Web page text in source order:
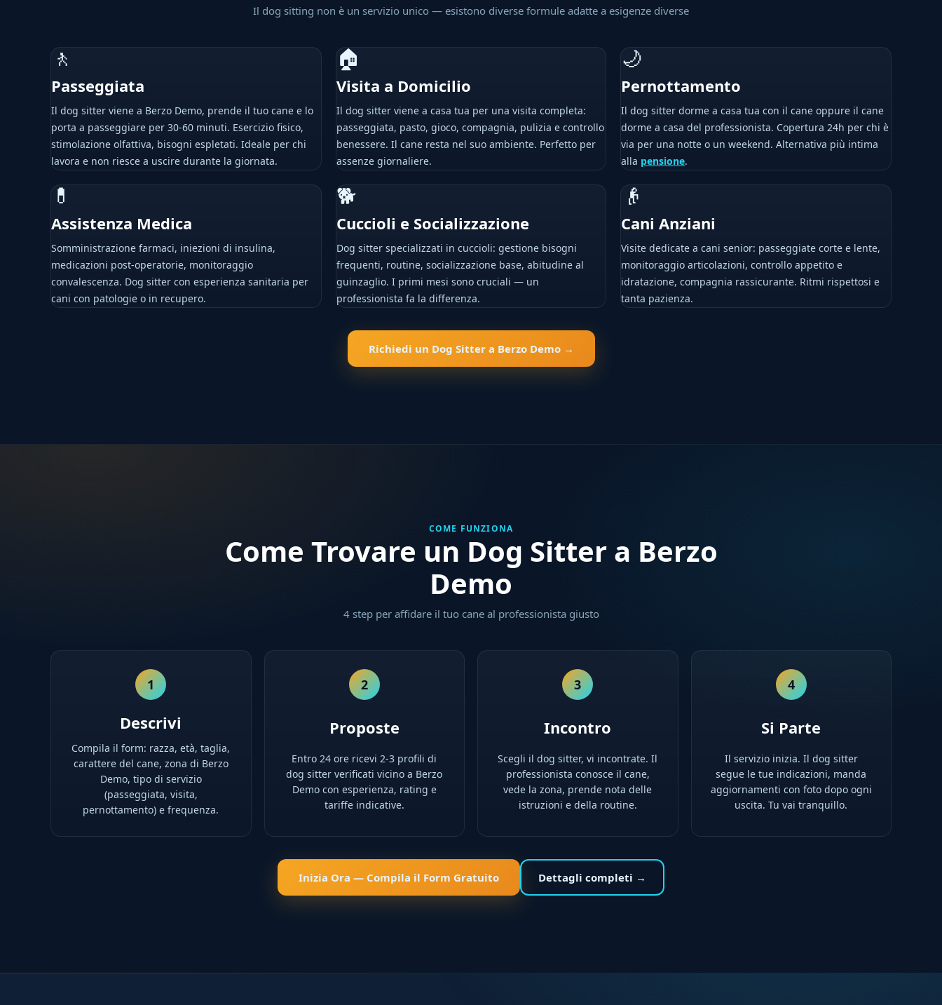
Il dog sitting non è un servizio unico — esistono diverse formule adatte a esigenze diverse
🚶
Passeggiata
Il dog sitter viene a Berzo Demo, prende il tuo cane e lo
porta a passeggiare per 30-60 minuti. Esercizio fisico,
stimolazione olfattiva, bisogni espletati. Ideale per chi
lavora e non riesce a uscire durante la giornata.
🏠
Visita a Domicilio
Il dog sitter viene a casa tua per una visita completa:
passeggiata, pasto, gioco, compagnia, pulizia e controllo
benessere. Il cane resta nel suo ambiente. Perfetto per
assenze giornaliere.
🌙
Pernottamento
Il dog sitter dorme a casa tua con il cane oppure il cane
dorme a casa del professionista. Copertura 24h per chi è
via per una notte o un weekend. Alternativa più intima
alla pensione.
💊
Assistenza Medica
Somministrazione farmaci, iniezioni di insulina,
medicazioni post-operatorie, monitoraggio
convalescenza. Dog sitter con esperienza sanitaria per
cani con patologie o in recupero.
🐕
Cuccioli e Socializzazione
Dog sitter specializzati in cuccioli: gestione bisogni
frequenti, routine, socializzazione base, abitudine al
guinzaglio. I primi mesi sono cruciali — un
professionista fa la differenza.
👴
Cani Anziani
Visite dedicate a cani senior: passeggiate corte e lente,
monitoraggio articolazioni, controllo appetito e
idratazione, compagnia rassicurante. Ritmi rispettosi e
tanta pazienza.
Richiedi un Dog Sitter a Berzo Demo →
COME FUNZIONA
Come Trovare un Dog Sitter a Berzo
Demo
4 step per affidare il tuo cane al professionista giusto
1
Descrivi
Compila il form: razza, età, taglia,
carattere del cane, zona di Berzo
Demo, tipo di servizio
(passeggiata, visita,
pernottamento) e frequenza.
2
Proposte
Entro 24 ore ricevi 2-3 profili di
dog sitter verificati vicino a Berzo
Demo con esperienza, rating e
tariffe indicative.
3
Incontro
Scegli il dog sitter, vi incontrate. Il
professionista conosce il cane,
vede la zona, prende nota delle
istruzioni e della routine.
4
Si Parte
Il servizio inizia. Il dog sitter
segue le tue indicazioni, manda
aggiornamenti con foto dopo ogni
uscita. Tu vai tranquillo.
Inizia Ora — Compila il Form Gratuito Dettagli completi →